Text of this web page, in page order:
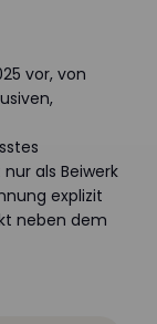
vor, von
als Beiwerk
explizit
neben dem